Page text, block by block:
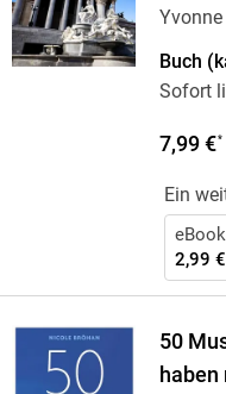
Buch
Sofort
7,99 €*
Ein
2,99 €
50
haben